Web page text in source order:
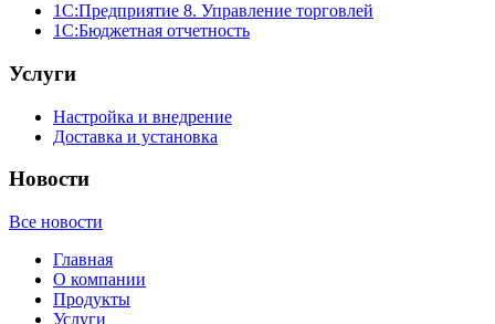
1С:Предприятие 8. Управление торговлей
1С:Бюджетная отчетность
Услуги
Настройка и внедрение
Доставка и установка
Новости
Все новости
Главная
О компании
Продукты
Услуги